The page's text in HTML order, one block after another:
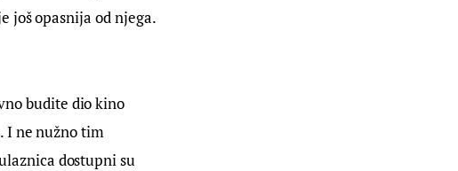
još opasnija od njega.
budite dio kino
I ne nužno tim
dostupni su